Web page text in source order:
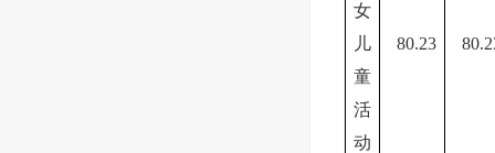
女
儿
童
活
动
80.23